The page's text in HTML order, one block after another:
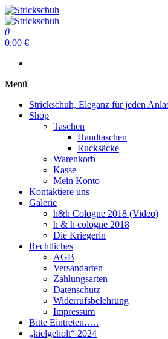
Zum
Inhalt
springen
Strickschuh
Strickschuh
0
0,00 €
Menü
Strickschuh, Eleganz für jeden
Shop
Taschen
Handtaschen
Rucksäcke
Warenkorb
Kasse
Mein Konto
Kontaktiere uns
Galerie
h&h Cologne 2018 (Video)
h & h cologne 2018
Die Kriegerin
Rechtliches
AGB
Versandarten
Zahlungsarten
Datenschutz
Widerrufsbelehrung
Impressum
Bitte Eintreten…..
„kielgeholt“ 2024